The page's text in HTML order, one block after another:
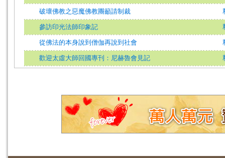
破壞佛教之惡魔佛教團籲請制裁
參訪印光法師印象記
從佛法的本身說到僧伽再說到社會
歡迎太虛大師回國專刊：尼赫魯會見記